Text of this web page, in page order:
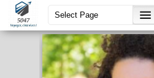
croisiere pas cher